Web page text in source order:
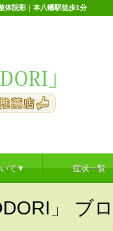
体院彩｜本八幡駅徒歩1分
いて▼ 症状一覧
」 ブ